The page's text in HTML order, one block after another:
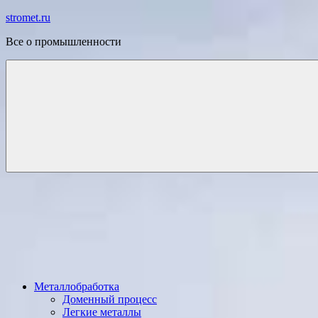
Перейти
содержимому
stromet.ru
Все о промышленности
Металлобработка
Доменный процесс
Легкие металлы